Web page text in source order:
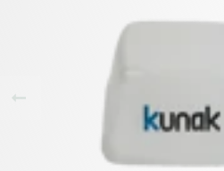
Persoonlijke EMV-meters